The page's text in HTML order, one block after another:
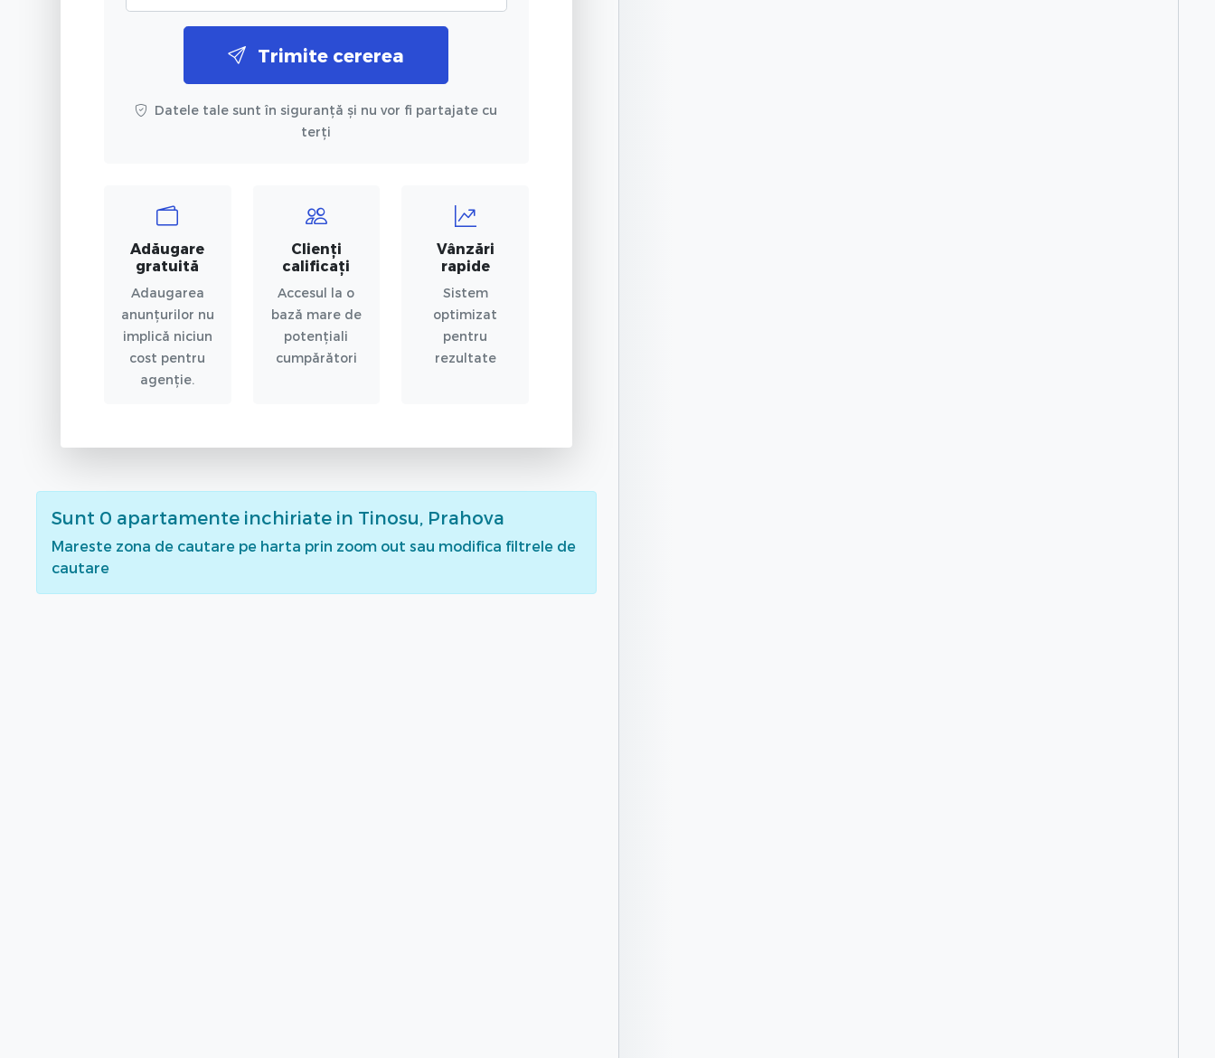
Trimite cererea
Datele tale sunt în siguranță și nu vor fi partajate cu
terți
Adăugare
gratuită
Adaugarea
anunțurilor nu
implică niciun
cost pentru
agenție.
Clienți
calificați
Accesul la o
bază mare de
potențiali
cumpărători
Vânzări
rapide
Sistem
optimizat
pentru
rezultate
Sunt 0 apartamente inchiriate in Tinosu, Prahova
Mareste zona de cautare pe harta prin zoom out sau modifica filtrele de
cautare